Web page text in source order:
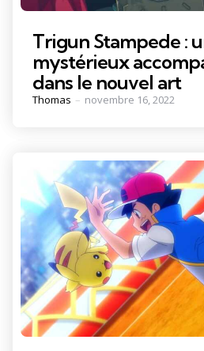
Trigun Stampede :
mystérieux
dans le nouvel art
Posted
Thomas novembre 16, 2022